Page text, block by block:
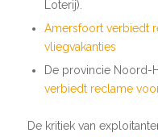
Loterij).
Amersfoort verbiedt
vliegvakanties
De provincie Noord-
verbiedt reclame
De kritiek van